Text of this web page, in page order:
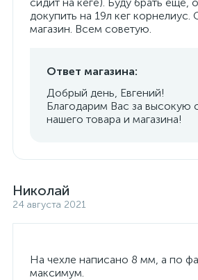
докупить на 19л кег корнелиус.
магазин. Всем советую.
Ответ магазина:
Добрый день, Евгений!
Благодарим Вас за высокую
нашего товара и магазина!
Николай
24 августа 2021
На чехле написано 8 мм, а по
максимум.